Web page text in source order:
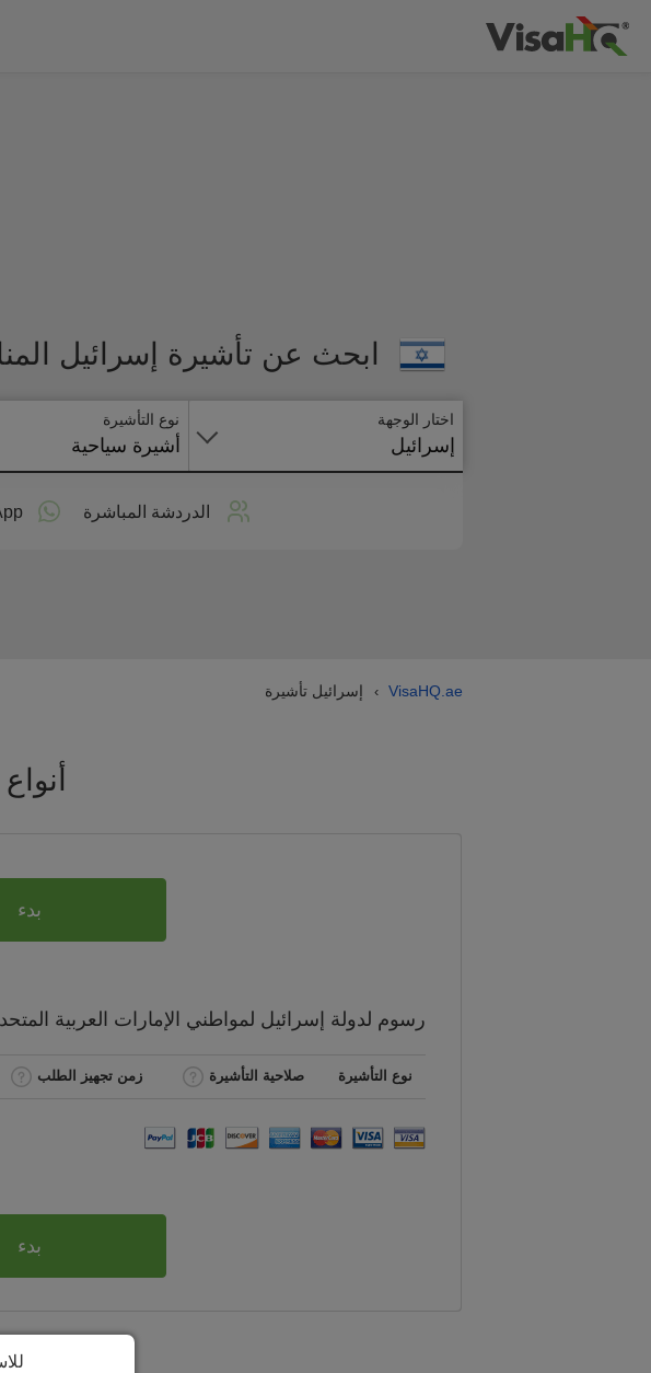
ابحث عن تأشيرة إسرائيل
اختار الوجهة
إسرائيل
نوع التأشيرة
أشيرة سياحية
الدردشة المباشرة
VisaHQ.ae
› إسرائيل تأشيرة
بدء
رسوم لدولة إسرائيل لمواطني الإمارات العربية
نوع التأشيرة صلاحية التأشيرة زمن تجهيز الطلب
بدء